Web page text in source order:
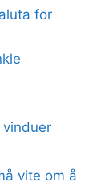
for
vite om å